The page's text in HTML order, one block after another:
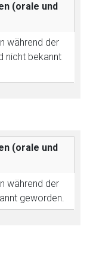
(orale und
während der
nicht bekannt
(orale und
während der
geworden.